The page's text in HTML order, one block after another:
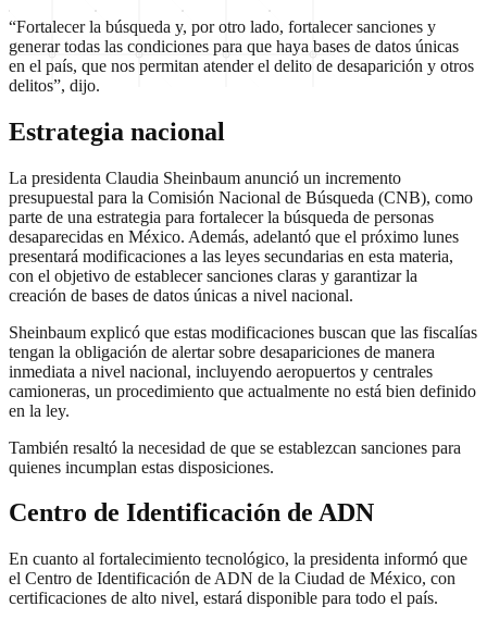
“Fortalecer la búsqueda y, por otro lado, fortalecer sanciones y
generar todas las condiciones para que haya bases de datos únicas
en el país, que nos permitan atender el delito de desaparición y otros
delitos”, dijo.
Estrategia nacional
La presidenta Claudia Sheinbaum anunció un incremento
presupuestal para la Comisión Nacional de Búsqueda (CNB), como
parte de una estrategia para fortalecer la búsqueda de personas
desaparecidas en México. Además, adelantó que el próximo lunes
presentará modificaciones a las leyes secundarias en esta materia,
con el objetivo de establecer sanciones claras y garantizar la
creación de bases de datos únicas a nivel nacional.
Sheinbaum explicó que estas modificaciones buscan que las fiscalías
tengan la obligación de alertar sobre desapariciones de manera
inmediata a nivel nacional, incluyendo aeropuertos y centrales
camioneras, un procedimiento que actualmente no está bien definido
en la ley.
También resaltó la necesidad de que se establezcan sanciones para
quienes incumplan estas disposiciones.
Centro de Identificación de ADN
En cuanto al fortalecimiento tecnológico, la presidenta informó que
el Centro de Identificación de ADN de la Ciudad de México, con
certificaciones de alto nivel, estará disponible para todo el país.